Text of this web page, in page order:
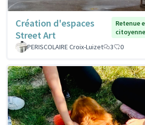
Création d'espaces
Street Art
Retenue
citoyenne
PERISCOLAIRE Croix-Luizet
3 0